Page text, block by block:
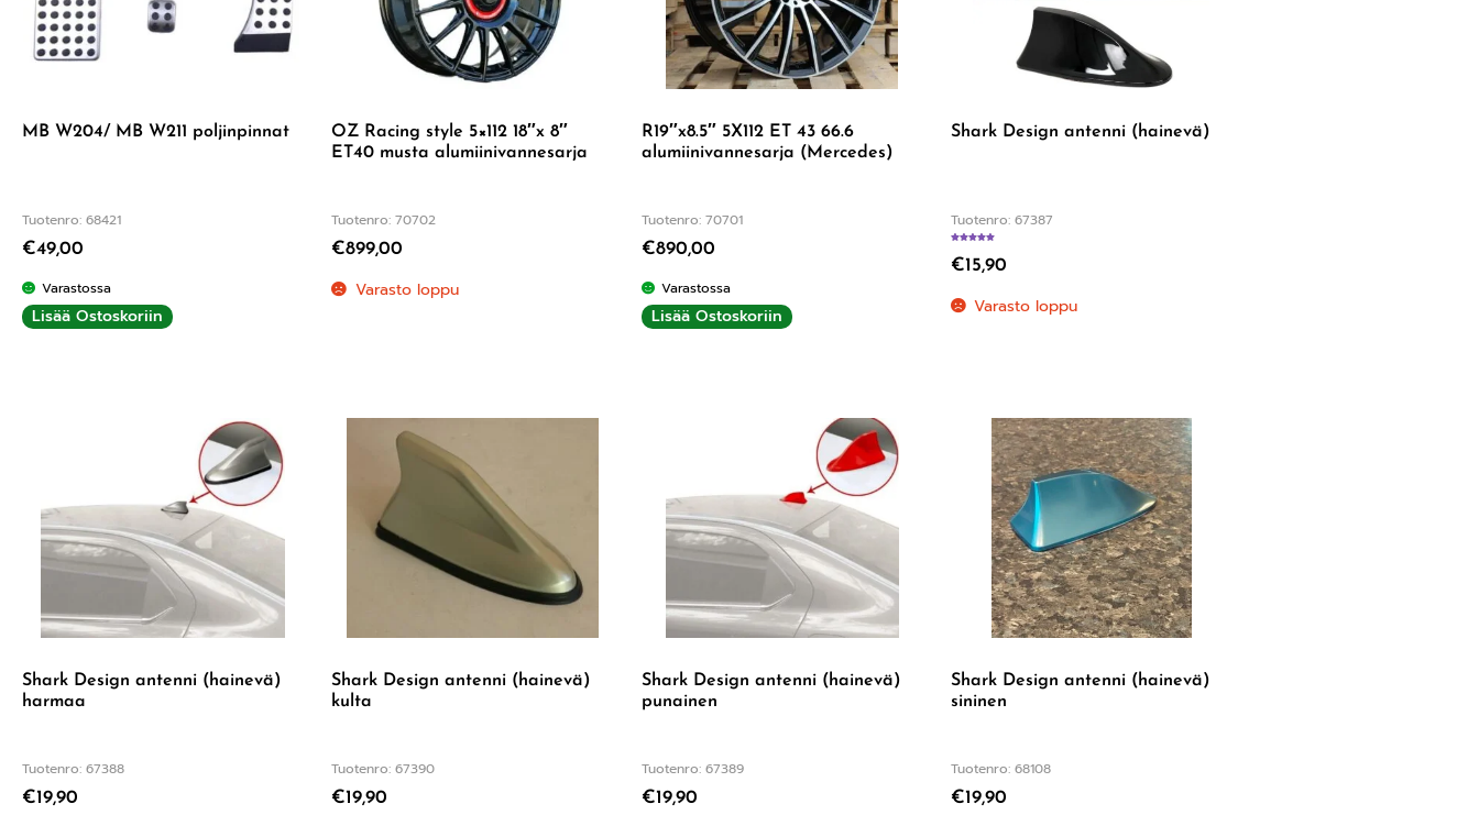
MB W204/ MB W211 poljinpinnat
Tuotenro: 68421
€49,00
Varastossa
Lisää Ostoskoriin
OZ Racing style 5×112 18″x 8″
ET40 musta alumiinivannesarja
Tuotenro: 70702
€899,00
Varasto loppu
R19″x8.5″ 5X112 ET 43 66.6
alumiinivannesarja (Mercedes)
Tuotenro: 70701
€890,00
Varastossa
Lisää Ostoskoriin
Shark Design antenni (hainevä)
Tuotenro: 67387
€15,90
Varasto loppu
Shark Design antenni (hainevä)
harmaa
Tuotenro: 67388
€19,90
Shark Design antenni (hainevä)
kulta
Tuotenro: 67390
€19,90
Shark Design antenni (hainevä)
punainen
Tuotenro: 67389
€19,90
Shark Design antenni (hainevä)
sininen
Tuotenro: 68108
€19,90